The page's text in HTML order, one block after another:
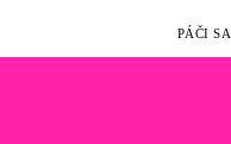
PÁČI SA